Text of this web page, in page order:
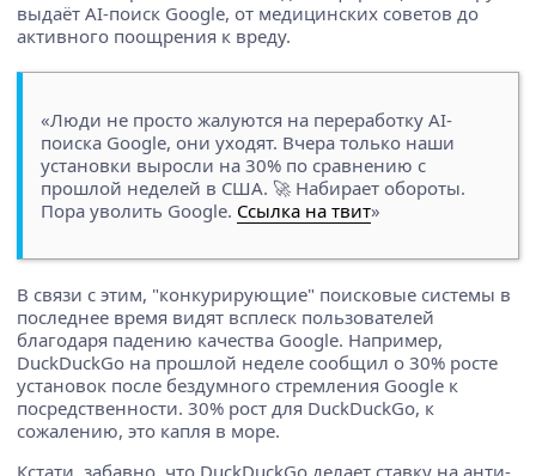
выдаёт AI-поиск Google, от медицинских советов до
активного поощрения к вреду.
«Люди не просто жалуются на переработку AI-
поиска Google, они уходят. Вчера только наши
установки выросли на 30% по сравнению с
прошлой неделей в США. 🚀 Набирает обороты.
Пора уволить Google. Ссылка на твит»
В связи с этим, "конкурирующие" поисковые системы в
последнее время видят всплеск пользователей
благодаря падению качества Google. Например,
DuckDuckGo на прошлой неделе сообщил о 30% росте
установок после бездумного стремления Google к
посредственности. 30% рост для DuckDuckGo, к
сожалению, это капля в море.
Кстати, забавно, что DuckDuckGo делает ставку на анти-